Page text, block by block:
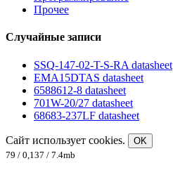
Прочее
Случайные записи
SSQ-147-02-T-S-RA datasheet
EMA15DTAS datasheet
6588612-8 datasheet
701W-20/27 datasheet
68683-237LF datasheet
Сайт использует cookies.
OK
79 / 0,137 / 7.4mb